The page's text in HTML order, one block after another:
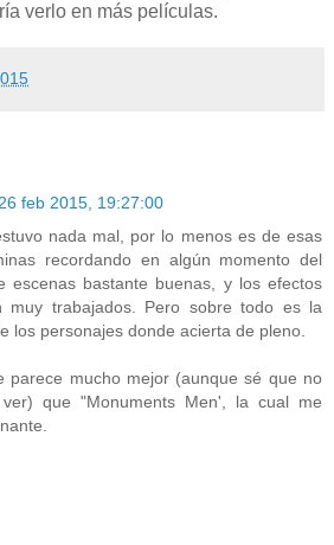
verlo en más películas.
26 feb 2015, 19:27:00
nada mal, por lo menos es de esas
recordando en algún momento del
escenas bastante buenas, y los efectos
muy trabajados. Pero sobre todo es la
los personajes donde acierta de pleno.
parece mucho mejor (aunque sé que no
que "Monuments Men', la cual me